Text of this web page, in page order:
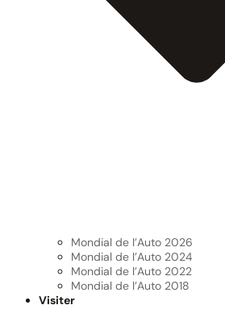
Mondial de l’Auto 2026
Mondial de l’Auto 2024
Mondial de l’Auto 2022
Mondial de l’Auto 2018
Visiter